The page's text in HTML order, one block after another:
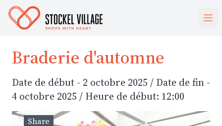
Braderie d'automne
Date de début - 2 octobre 2025 / Date de fin -
4 octobre 2025 / Heure de début: 12:00
Share